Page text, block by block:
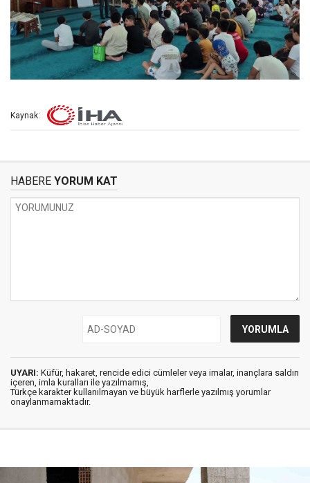
Kaynak:
HABERE YORUM KAT
UYARI: Küfür, hakaret, rencide edici cümleler veya imalar, inançlara saldırı
içeren, imla kuralları ile yazılmamış,
Türkçe karakter kullanılmayan ve büyük harflerle yazılmış yorumlar
onaylanmamaktadır.